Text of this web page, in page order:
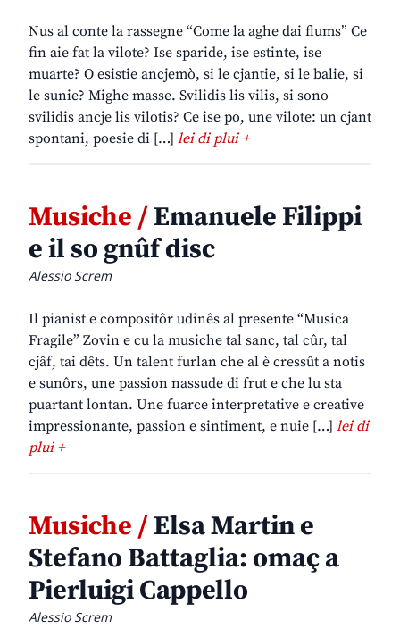
Nus al conte la rassegne “Come la aghe dai flums” Ce
fin aie fat la vilote? Ise sparide, ise estinte, ise
muarte? O esistie ancjemò, si le cjantie, si le balie, si
le sunie? Mighe masse. Svilidis lis vilis, si sono
svilidis ancje lis vilotis? Ce ise po, une vilote: un cjant
spontani, poesie di […] lei di plui +
Musiche /Emanuele Filippi
e il so gnûf disc
Alessio Screm
Il pianist e compositôr udinês al presente “Musica
Fragile” Zovin e cu la musiche tal sanc, tal cûr, tal
cjâf, tai dêts. Un talent furlan che al è cressût a notis
e sunôrs, une passion nassude di frut e che lu sta
puartant lontan. Une fuarce interpretative e creative
impressionante, passion e sintiment, e nuie […] lei di
plui +
Musiche /Elsa Martin e
Stefano Battaglia: omaç a
Pierluigi Cappello
Alessio Screm